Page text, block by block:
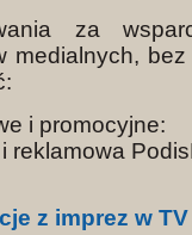
za
medialnych,
i promocyjne:
reklamowa
z imprez w